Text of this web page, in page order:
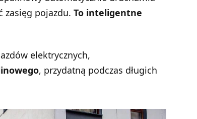
zasięg pojazdu. To inteligentne
elektrycznych,
, przydatną podczas długich